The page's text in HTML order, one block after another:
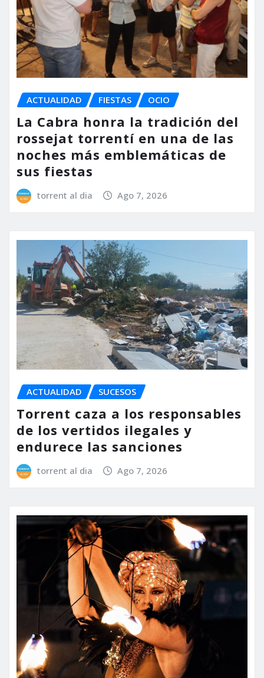
ACTUALIDAD FIESTAS OCIO
La Cabra honra la tradición del
rossejat torrentí en una de las
noches más emblemáticas de
sus fiestas
torrent al dia Ago 7, 2026
ACTUALIDAD SUCESOS
Torrent caza a los responsables
de los vertidos ilegales y
endurece las sanciones
torrent al dia Ago 7, 2026